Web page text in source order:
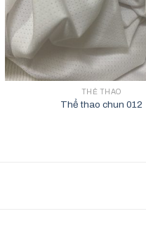
THỂ THAO
Thể thao chun 012